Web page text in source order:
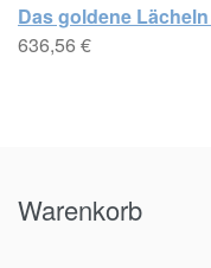
Das goldene
636,56 €
Warenkorb